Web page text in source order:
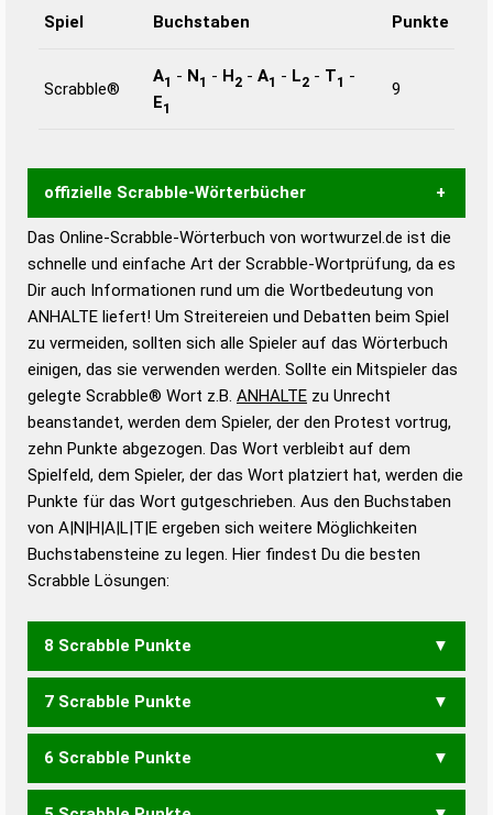
Spiel Buchstaben Punkte
Scrabble®
A1 - N1 - H2 - A1 - L2 - T1 -
E1
9
offizielle Scrabble-Wörterbücher
Wortwurzel liefert mit Hilfe eines semantischen
Wortanalyse-Algorithmus gute Anhaltspunkte zu
Wortbedeutung, Worttrennung und Wortform, um die
Gültigkeit eines Wortes für das Scrabble-Spiel zu
bestimmen!
zugelassene Turnier Scrabble-
Wörterbücher sind:
Duden – Standardwerk in 12 Bänden
Duden – Richtiges und gutes
Deutsch
Duden – Die deutsche Grammatik
Duden – Deutsches
Das Online-Scrabble-Wörterbuch von wortwurzel.de ist die
schnelle und einfache Art der Scrabble-Wortprüfung, da es
Dir auch Informationen rund um die Wortbedeutung von
ANHALTE liefert! Um Streitereien und Debatten beim Spiel
zu vermeiden, sollten sich alle Spieler auf das Wörterbuch
einigen, das sie verwenden werden. Sollte ein Mitspieler das
gelegte Scrabble® Wort z.B. ANHALTE zu Unrecht
beanstandet, werden dem Spieler, der den Protest vortrug,
zehn Punkte abgezogen. Das Wort verbleibt auf dem
Spielfeld, dem Spieler, der das Wort platziert hat, werden die
Punkte für das Wort gutgeschrieben. Aus den Buchstaben
von A|N|H|A|L|T|E ergeben sich weitere Möglichkeiten
Buchstabensteine zu legen. Hier findest Du die besten
Scrabble Lösungen:
8 Scrabble Punkte
HALTEN HANTEL
7 Scrabble Punkte
AHLEN LAHNE LEHNT
6 Scrabble Punkte